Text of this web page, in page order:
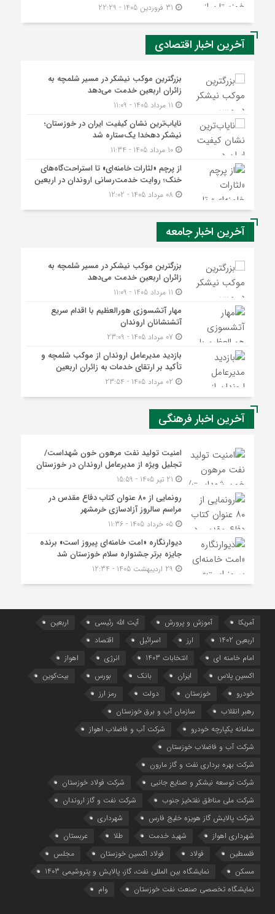
آخرین اخبار اقتصادی
بزرگترین موکب نیشکر در مسیر شلمچه به
زائران اربعین خدمت می‌دهد
نایاب‌ترین نشان کیفیت ایران در خوزستان؛
نیشکر دهخدا یک‌ستاره شد
10 مرداد 1405 - 11:34
از پرچم «لثارات خامنه‌ای» تا استراحت‌گاه‌های
خنک؛ روایت خدمت‌رسانی اروندان در اربعین
آخرین اخبار جامعه
بزرگترین موکب نیشکر در مسیر شلمچه به
زائران اربعین خدمت می‌دهد
مهار آتشسوزی هورالعظیم با اقدام سریع
آتشنشانان اروندان
بازدید مدیرعامل اروندان از موکب شلمچه و
تأکید بر ارتقای خدمات به زائران اربعین
آخرین اخبار فرهنگی
امنیت تولید نفت مرهون خون شهداست/
تجلیل ویژه از مدیرعامل اروندان در خوزستان
رونمایی از ۸۰ عنوان کتاب دفاع مقدس در
مراسم سالروز آزادسازی خرمشهر
05 خرداد 1405 - 11:36
دیوارنگاره «امت خامنه‌ای پیروز است» برنده
جایزه برتر جشنواره سلام خوزستان شد
آمریکا آموزش و پرورش آیت الله رئیسی
اربعین
اربعین 1402
ارز اسرائیل
اقتصاد
امام خامنه ای
انتخابات 1403 انرژی
اهواز
اکسین پلاس
ایران بانک بورس
بیت‌کوین
خودرو
خوزستان دولت
رمز ارز
رهبر انقلاب
سازمان آب و برق خوزستان
سامانه یکپارچه خودرو
شرکت آب و فاضلاب اهواز
شرکت آب و فاضلاب خوزستان
شرکت بهره برداری نفت و گاز مارون
شرکت توسعه نیشکر و صنایع جانبی
شرکت فولاد خوزستان
شرکت ملی مناطق نفتخیز جنوب
شرکت نفت و گاز اروندان
شرکت پالایش گاز هویزه خلیج‌ فارس
شهرداری
شهرداری اهواز
شهید خدمت طلا
عربستان
فلسطین
فولاد فولاد اکسین خوزستان
مجلس
مسکن
نمایشگاه بین المللی نفت، گاز، پالایش و پتروشیمی 1403
نمایشگاه تخصصی صنعت نفت خوزستان
وام